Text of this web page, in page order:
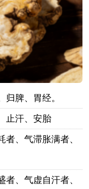
归脾、胃经。
止汗、安胎
者、气滞胀满者、
者、气虚自汗者、